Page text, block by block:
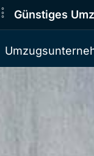
Günstiges